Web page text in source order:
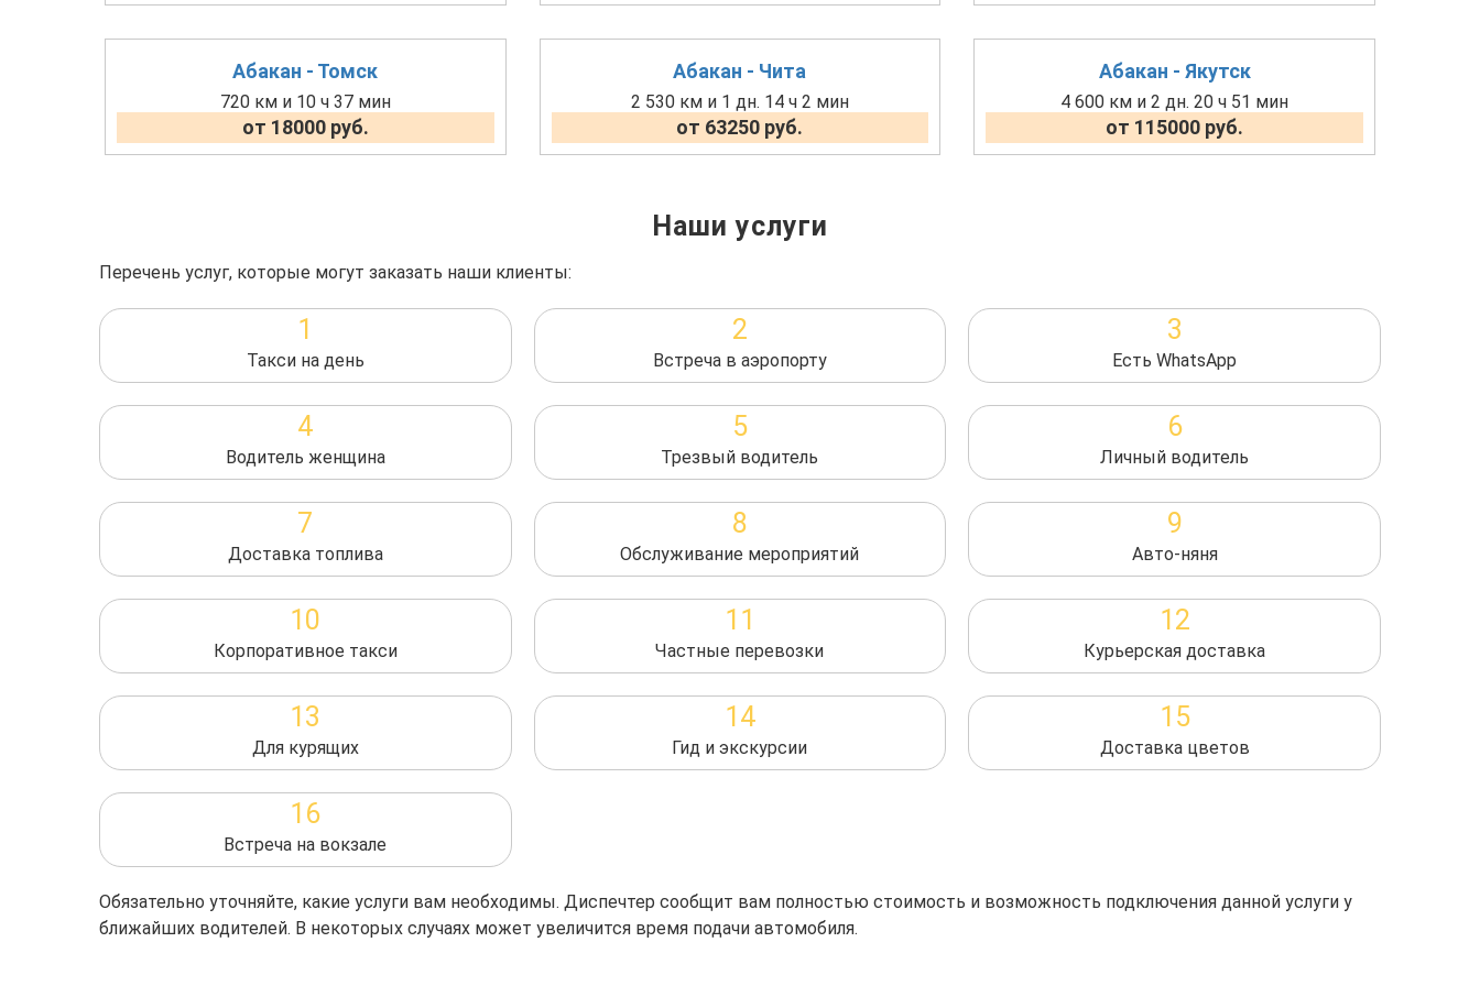
Абакан - Томск
720 км и 10 ч 37 мин
от 18000 руб.
Абакан - Чита
2 530 км и 1 дн. 14 ч 2 мин
от 63250 руб.
Абакан - Якутск
4 600 км и 2 дн. 20 ч 51 мин
от 115000 руб.
Наши услуги
Перечень услуг, которые могут заказать наши клиенты:
1
Такси на день
2
Встреча в аэропорту
3
Есть WhatsApp
4
Водитель женщина
5
Трезвый водитель
6
Личный водитель
7
Доставка топлива
8
Обслуживание мероприятий
9
Авто-няня
10
Корпоративное такси
11
Частные перевозки
12
Курьерская доставка
13
Для курящих
14
Гид и экскурсии
15
Доставка цветов
16
Встреча на вокзале
Обязательно уточняйте, какие услуги вам необходимы. Диспечтер сообщит вам полностью стоимость и возможность подключения данной услуги у
ближайших водителей. В некоторых случаях может увеличится время подачи автомобиля.